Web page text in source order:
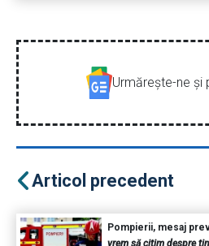
Urmăreşte-ne şi
Articol precedent
Pompierii, mesaj
vrem să citim despre